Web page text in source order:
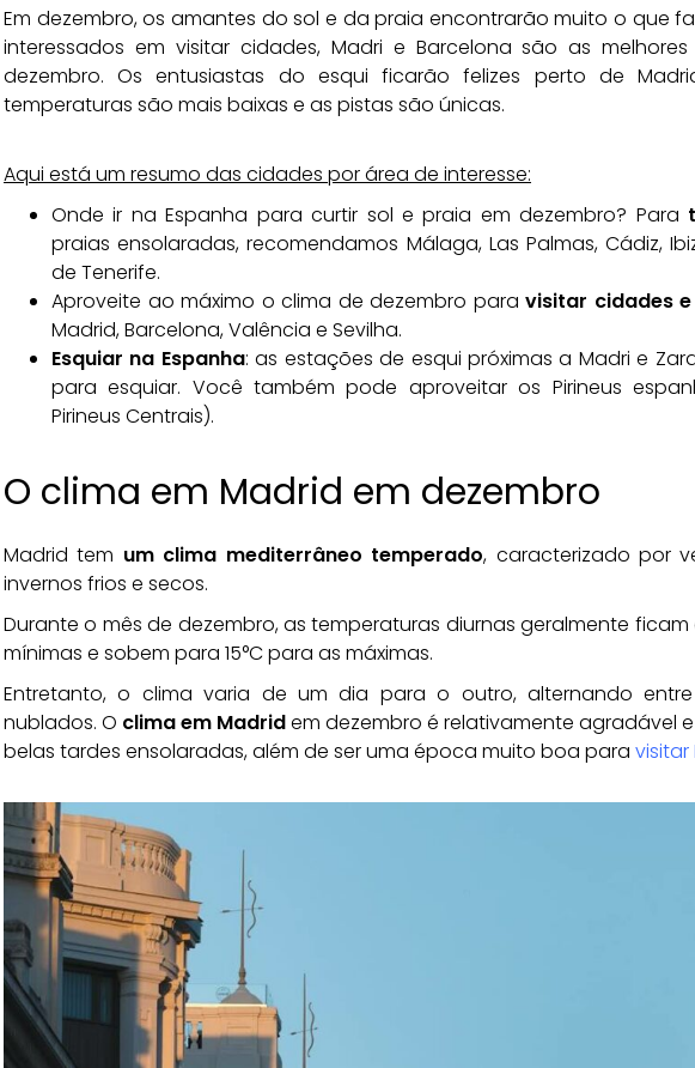
Em dezembro, os amantes do sol e da praia encontrarão muito o que
interessados em visitar cidades, Madri e Barcelona são as
dezembro. Os entusiastas do esqui ficarão felizes perto de
temperaturas são mais baixas e as pistas são únicas.
Aqui está um resumo das cidades por área de interesse:
Onde ir na Espanha para curtir sol e praia em dezembro? Para
praias ensolaradas, recomendamos Málaga, Las Palmas, Cádiz,
de Tenerife.
Aproveite ao máximo o clima de dezembro para visitar cidades e
Madrid, Barcelona, Valência e Sevilha.
Esquiar na Espanha: as estações de esqui próximas a Madri e
para esquiar. Você também pode aproveitar os Pirineus
Pirineus Centrais).
O clima em Madrid em dezembro
Madrid tem um clima mediterrâneo temperado, caracterizado por
invernos frios e secos.
Durante o mês de dezembro, as temperaturas diurnas geralmente
mínimas e sobem para 15°C para as máximas.
Entretanto, o clima varia de um dia para o outro, alternando
nublados. O clima em Madridem dezembro é relativamente agradável
belas tardes ensolaradas, além de ser uma época muito boa para visitar